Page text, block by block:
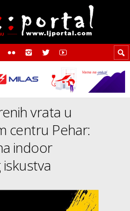
vrata u
centru Pehar:
indoor